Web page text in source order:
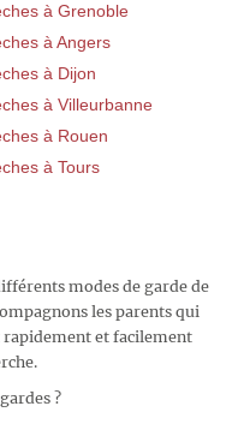
à Grenoble
à Angers
à Dijon
à Villeurbanne
à Rouen
à Tours
modes de garde de
les parents qui
et facilement
?